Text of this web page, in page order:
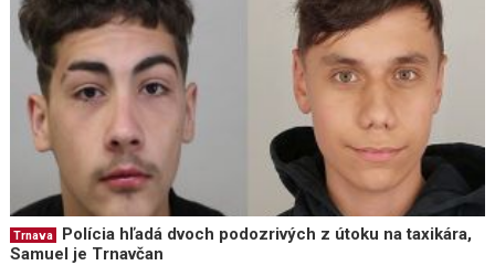
Trnava
Polícia hľadá dvoch podozrivých z útoku na taxikára,
Samuel je Trnavčan